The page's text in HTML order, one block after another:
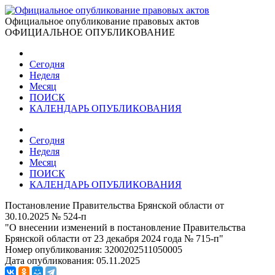
Официальное опубликование правовых актов
ОФИЦИАЛЬНОЕ ОПУБЛИКОВАНИЕ
Сегодня
Неделя
Месяц
ПОИСК
КАЛЕНДАРЬ ОПУБЛИКОВАНИЯ
Сегодня
Неделя
Месяц
ПОИСК
КАЛЕНДАРЬ ОПУБЛИКОВАНИЯ
Постановление Правительства Брянской области от
30.10.2025 № 524-п
"О внесении изменений в постановление Правительства
Брянской области от 23 декабря 2024 года № 715-п"
Номер опубликования: 3200202511050005
Дата опубликования: 05.11.2025